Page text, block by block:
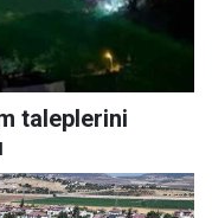
taleplerini